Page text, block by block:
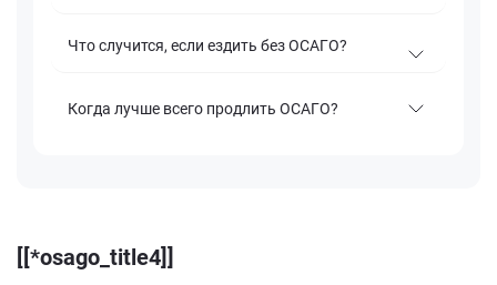
Что случится, если ездить без ОСАГО?
Когда лучше всего продлить ОСАГО?
[[*osago_title4]]